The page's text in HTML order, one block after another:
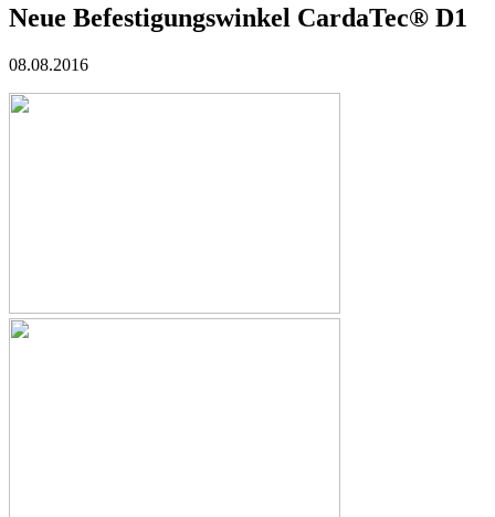
Neue Befestigungswinkel CardaTec® D1
08.08.2016